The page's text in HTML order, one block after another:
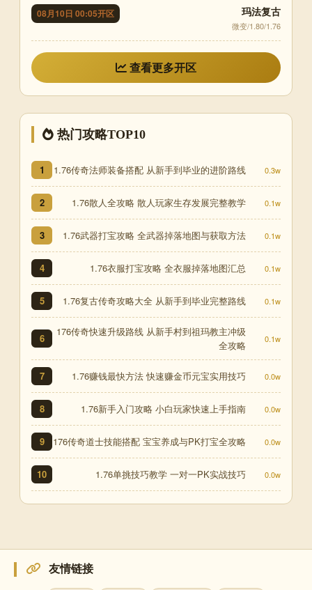
08月10日 00:05开区 玛法复古
微变/1.80/1.76
查看更多开区
热门攻略TOP10
1 1.76传奇法师装备搭配 从新手到毕业的进阶路线 0.3w
2 1.76散人全攻略 散人玩家生存发展完整教学 0.1w
3 1.76武器打宝攻略 全武器掉落地图与获取方法 0.1w
4 1.76衣服打宝攻略 全衣服掉落地图汇总 0.1w
5 1.76复古传奇攻略大全 从新手到毕业完整路线 0.1w
6
176传奇快速升级路线 从新手村到祖玛教主冲级
全攻略
0.1w
7 1.76赚钱最快方法 快速赚金币元宝实用技巧 0.0w
8 1.76新手入门攻略 小白玩家快速上手指南 0.0w
9 176传奇道士技能搭配 宝宝养成与PK打宝全攻略 0.0w
10 1.76单挑技巧教学 一对一PK实战技巧 0.0w
友情链接